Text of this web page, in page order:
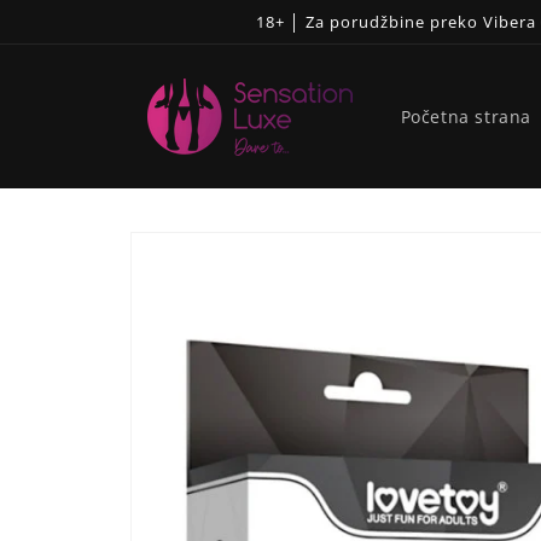
18+ │ Za porudžbine preko Vibera
Početna strana